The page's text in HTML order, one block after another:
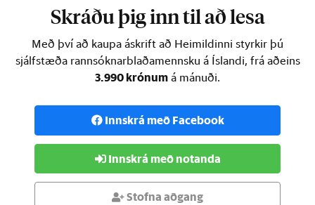
Skráðu þig inn til að lesa
Með því að kaupa áskrift að Heimildinni styrkir þú
sjálfstæða rannsóknarblaðamennsku á Íslandi, frá aðeins
3.990 krónum á mánuði.
Innskrá með Facebook
Innskrá með notanda
Stofna aðgang